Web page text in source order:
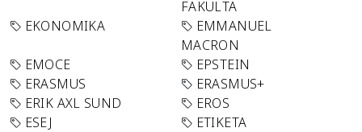
FAKULTA
EKONOMIKA
EMMANUEL
MACRON
EMOCE
EPSTEIN
ERASMUS
ERASMUS+
ERIK AXL SUND
EROS
ESEJ
ETIKETA